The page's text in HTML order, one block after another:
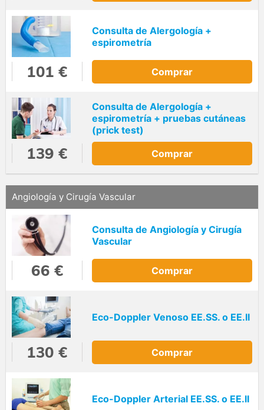
Consulta de Alergología +
espirometría
101 € Comprar
Consulta de Alergología +
espirometría + pruebas cutáneas
(prick test)
139 € Comprar
Angiología y Cirugía Vascular
Consulta de Angiología y Cirugía
Vascular
66 € Comprar
Eco-Doppler Venoso EE.SS. o EE.II
130 € Comprar
Eco-Doppler Arterial EE.SS. o EE.II